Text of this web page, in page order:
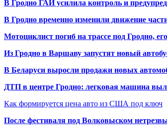
В Гродно ГАИ усилила контроль и
В Гродно временно изменили движение
Мотоциклист погиб на трассе под Гродно,
Из Гродно в Варшаву запустят новый
В Беларуси выросли продажи новых
ДТП в центре Гродно: легковая машина
Как формируется цена авто из США под ключ
После фестиваля под Волковыском